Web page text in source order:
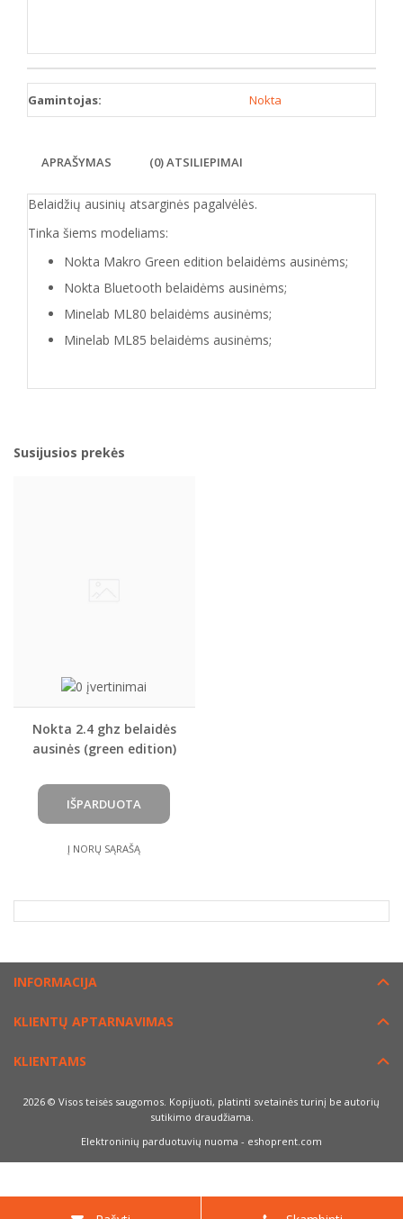
Gamintojas: Nokta
APRAŠYMAS (0) ATSILIEPIMAI
Belaidžių ausinių atsarginės pagalvėlės.
Tinka šiems modeliams:
Nokta Makro Green edition belaidėms ausinėms;
Nokta Bluetooth belaidėms ausinėms;
Minelab ML80 belaidėms ausinėms;
Minelab ML85 belaidėms ausinėms;
Susijusios prekės
Nokta 2.4 ghz belaidės
ausinės (green edition)
Į NORŲ SĄRAŠĄ
INFORMACIJA
KLIENTŲ APTARNAVIMAS
KLIENTAMS
2026 © Visos teisės saugomos. Kopijuoti, platinti svetainės turinį be autorių
sutikimo draudžiama.
Elektroninių parduotuvių nuoma - eshoprent.com